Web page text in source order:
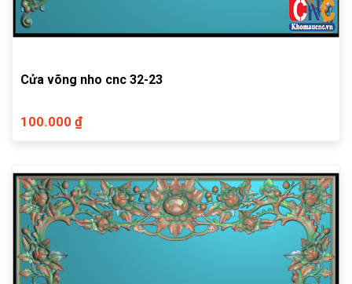
Cửa võng nho cnc 32-23
100.000 ₫